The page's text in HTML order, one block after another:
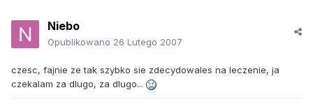
Niebo
Opublikowano 26 Lutego 2007
czesc, fajnie ze tak szybko sie zdecydowales na leczenie, ja
czekalam za dlugo, za dlugo...